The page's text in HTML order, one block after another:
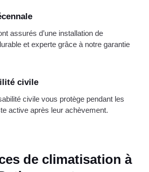
assurés d’une installation de
et experte grâce à notre garantie
civile
civile vous protège pendant les
active après leur achèvement.
de climatisation à